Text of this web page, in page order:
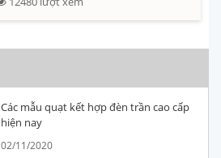
Các mẫu quạt kết hợp đèn trần cao cấp
hiện nay
02/11/2020